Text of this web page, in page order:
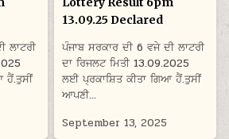
ਲਾਟਰੀ
ਹੈਂ.ਤੁਸੀਂ
13.09.25 Declared
ਪੰਜਾਬ ਸਰਕਾਰ ਦੀ 6 ਵਜੇ ਦੀ ਲਾਟਰੀ
ਦਾ ਰਿਜਲਟ ਮਿਤੀ 13.09.2025
ਲਈ ਪ੍ਰਕਾਸ਼ਿਤ ਕੀਤਾ ਗਿਆ ਹੈਂ.ਤੁਸੀਂ
ਆਪਣੀ…
September 13, 2025